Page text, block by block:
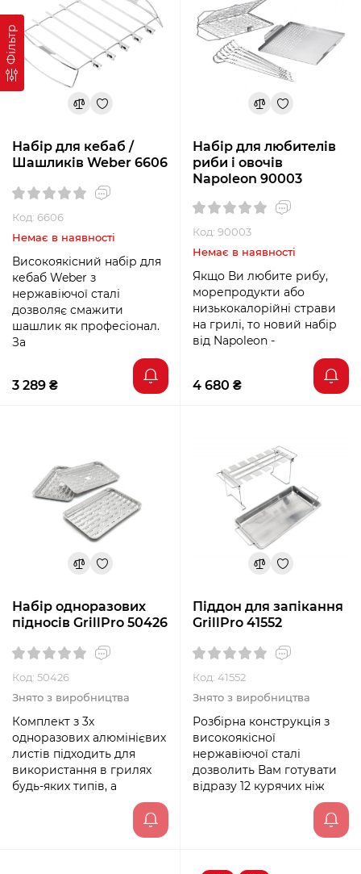
Фільтр
Набір для кебаб /
Шашликів Weber 6606
Код: 6606
Немає в наявності
Високоякісний набір для
кебаб Weber з
нержавіючої сталі
дозволяє смажити
шашлик як професіонал.
За
3 289 ₴
Набір для любителів
риби і овочів
Napoleon 90003
Код: 90003
Немає в наявності
Якщо Ви любите рибу,
морепродукти або
низькокалорійні страви
на грилі, то новий набір
від Napoleon -
4 680 ₴
Набір одноразових
підносів GrillPro 50426
Код: 50426
Знято з виробництва
Комплект з 3х
одноразових алюмінієвих
листів підходить для
використання в грилях
будь-яких типів, а
Піддон для запікання
GrillPro 41552
Код: 41552
Знято з виробництва
Розбірна конструкція з
високоякісної
нержавіючої сталі
дозволить Вам готувати
відразу 12 курячих ніж